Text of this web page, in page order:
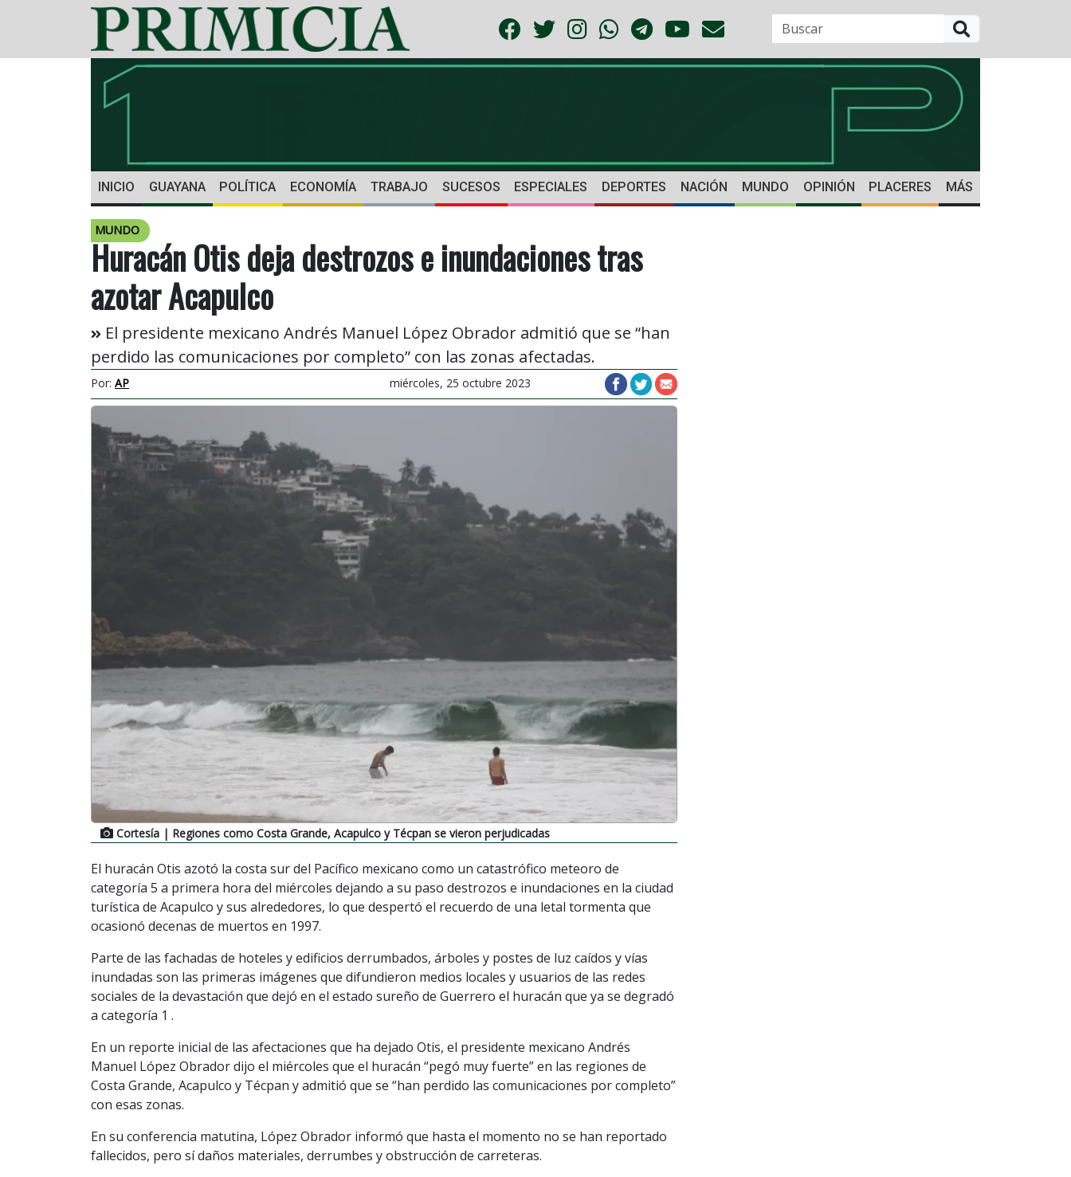
INICIO GUAYANA POLÍTICA ECONOMÍA TRABAJO SUCESOS ESPECIALES DEPORTES NACIÓN MUNDO OPINIÓN PLACERES MÁS
MUNDO
Huracán Otis deja destrozos e inundaciones tras
azotar Acapulco
El presidente mexicano Andrés Manuel López Obrador admitió que se “han
perdido las comunicaciones por completo” con las zonas afectadas.
Por: AP miércoles, 25 octubre 2023
Cortesía | Regiones como Costa Grande, Acapulco y Técpan se vieron perjudicadas
El huracán Otis azotó la costa sur del Pacífico mexicano como un catastrófico meteoro de
categoría 5 a primera hora del miércoles dejando a su paso destrozos e inundaciones en la ciudad
turística de Acapulco y sus alrededores, lo que despertó el recuerdo de una letal tormenta que
ocasionó decenas de muertos en 1997.
Parte de las fachadas de hoteles y edificios derrumbados, árboles y postes de luz caídos y vías
inundadas son las primeras imágenes que difundieron medios locales y usuarios de las redes
sociales de la devastación que dejó en el estado sureño de Guerrero el huracán que ya se degradó
a categoría 1 .
En un reporte inicial de las afectaciones que ha dejado Otis, el presidente mexicano Andrés
Manuel López Obrador dijo el miércoles que el huracán “pegó muy fuerte” en las regiones de
Costa Grande, Acapulco y Técpan y admitió que se “han perdido las comunicaciones por completo”
con esas zonas.
En su conferencia matutina, López Obrador informó que hasta el momento no se han reportado
fallecidos, pero sí daños materiales, derrumbes y obstrucción de carreteras.